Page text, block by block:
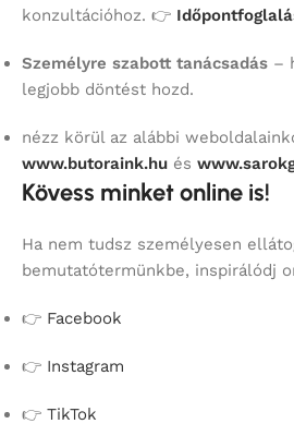
konzultációhoz. 👉
Személyre szabott tanácsadás –
legjobb döntést hozd.
nézz körül az alábbi
www.butoraink.hu és
Kövess minket online is!
Ha nem tudsz személyesen
bemutatótermünkbe, inspirálódj
👉 Facebook
👉 Instagram
👉 TikTok